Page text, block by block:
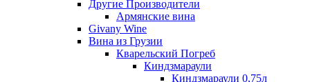
Другие Производители
Армянские вина
Givany Wine
Вина из Грузии
Кварельский Погреб
Киндзмараули
Киндзмараули 0,75л